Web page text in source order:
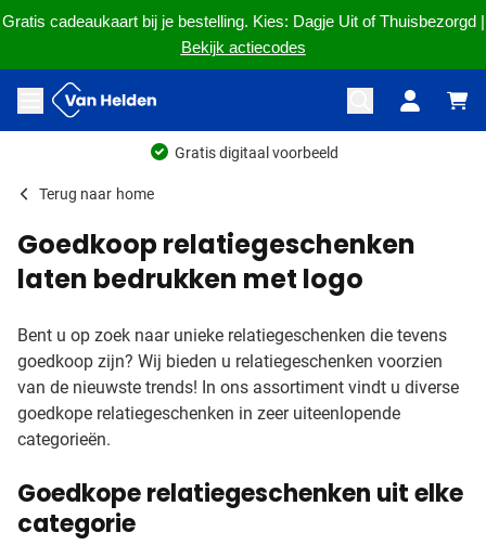
Gratis cadeaukaart bij je bestelling. Kies: Dagje Uit of Thuisbezorgd |
Bekijk actiecodes
Ga naar de inhoud
Menu openen
Gratis digitaal voorbeeld
Terug naar home
Goedkoop relatiegeschenken
laten bedrukken met logo
Bent u op zoek naar unieke relatiegeschenken die tevens
goedkoop zijn? Wij bieden u relatiegeschenken voorzien
van de nieuwste trends! In ons assortiment vindt u diverse
goedkope relatiegeschenken in zeer uiteenlopende
categorieën.
Goedkope relatiegeschenken uit elke
categorie